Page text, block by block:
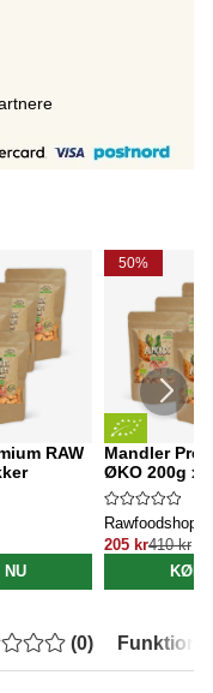
RAW
NU
50%
Mandler
ØKO 200g x
Rawfoodshop
205 kr410 kr
KØB
(0)